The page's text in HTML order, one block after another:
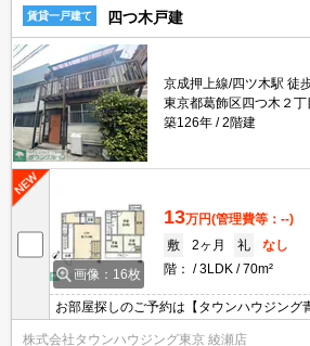
賃貸一戸建て 四つ木戸建
京成押上線/四ツ木駅 徒
東京都葛飾区四つ木２丁
築126年
2階建
画像：16枚
13万円(管理費等：--)
敷
2ヶ月 礼
なし
階：
3LDK 70m²
お部屋探しのご予約は【タウンハウジング
株式会社タウンハウジング東京 綾瀬店